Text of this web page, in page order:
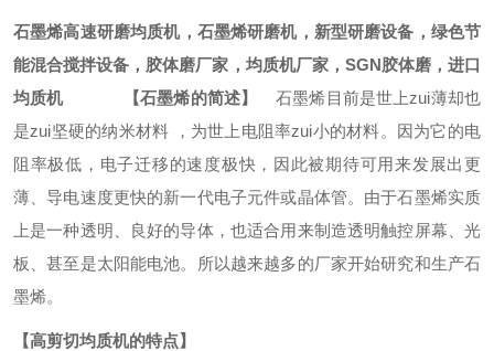
石墨烯高速研磨均质机，石墨烯研磨机，新型研磨设备，绿色节
能混合搅拌设备，胶体磨厂家， 均质机厂家， SGN胶体磨，进口
均质机
【石墨烯的简述】
石墨烯目前是世上zui薄却也
是zui坚硬的纳米材料 ，为世上电阻率zui小的材料。因为它的电
阻率极低，电子迁移的速度极快，因此被期待可用来发展出更
薄、导电速度更快的新一代电子元件或晶体管。由于石墨烯实质
上是一种透明、良好的导体，也适合用来制造透明触控屏幕、光
板、甚至是太阳能电池。所以越来越多的厂家开始研究和生产石
墨烯。
【高剪切均质机的特点】